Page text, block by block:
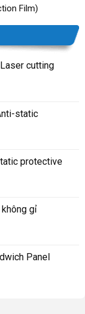
Film)
cutting
static
protective
gỉ
Panel